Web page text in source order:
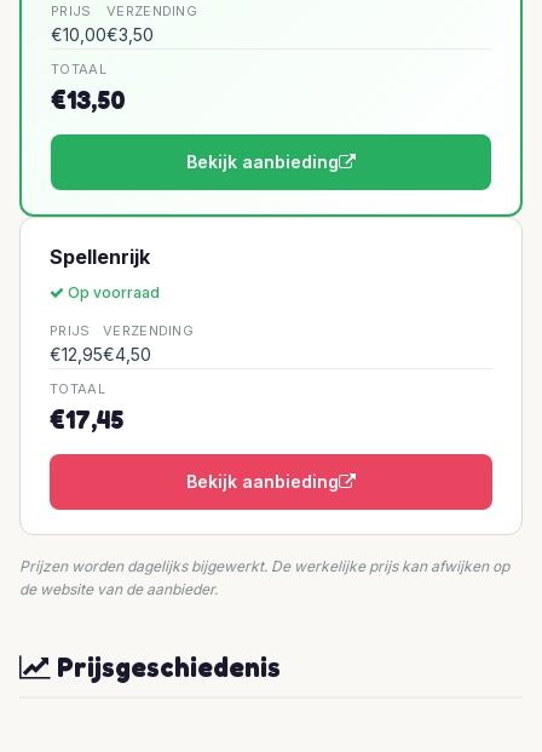
PRIJS
€10,00
VERZENDING
€3,50
TOTAAL
€13,50
Bekijk aanbieding
Spellenrijk
Op voorraad
PRIJS
€12,95
VERZENDING
€4,50
TOTAAL
€17,45
Bekijk aanbieding
Prijzen worden dagelijks bijgewerkt. De werkelijke prijs kan afwijken op
de website van de aanbieder.
Prijsgeschiedenis